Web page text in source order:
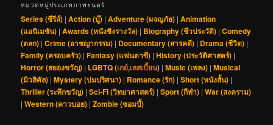
หมวดหมู่ประเภทภาพยนตร์
Series (ซีรีส์) |Action (บู๊) |Adventure (ผจญภัย) |Animation
(แอนิเมชัน) |Awards (หนังชิงรางวัล) | Biography (ชีวประวัติ) |Comedy
(ตลก) |Crime (อาชญากรรม) | Documentary (สารคดี) | Drama (ชีวิต) |
Family (ครอบครัว) |Fantasy (แฟนตาซี) |History (ประวัติศาสตร์) |
Horror (สยองขวัญ) | LGBTQ (เกย์,เลสเบี้ยน) |Music (เพลง) |Musical
(มิวสิคัล) |Mystery (ปมปริศนา) | Romance (รัก) |Short (หนังสั้น) |
Thriller (ระทึกขวัญ) |Sci-Fi (วิทยาศาสตร์) |Sport (กีฬา) |War (สงคราม)
|Western (คาวบอย) |Zombie (ซอมบี้)